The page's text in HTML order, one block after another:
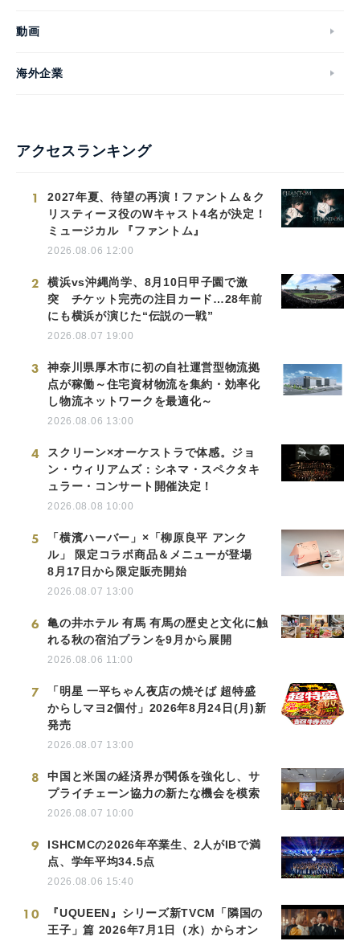
動画
海外企業
アクセスランキング
1
2027年夏、待望の再演！ファントム＆ク
リスティーヌ役のWキャスト4名が決定！
ミュージカル 『ファントム』
2026.08.06 12:00
2
横浜vs沖縄尚学、8月10日甲子園で激
突 チケット完売の注目カード…28年前
にも横浜が演じた“伝説の一戦”
2026.08.07 19:00
3
神奈川県厚木市に初の自社運営型物流拠
点が稼働～住宅資材物流を集約・効率化
し物流ネットワークを最適化～
2026.08.06 13:00
4
スクリーン×オーケストラで体感。ジョ
ン・ウィリアムズ：シネマ・スペクタキ
ュラー・コンサート開催決定！
2026.08.08 10:00
5
「横濱ハーバー」×「柳原良平 アンク
ル」 限定コラボ商品＆メニューが登場
8月17日から限定販売開始
2026.08.07 13:00
6
亀の井ホテル 有馬 有馬の歴史と文化に触
れる秋の宿泊プランを9月から展開
2026.08.06 11:00
7
「明星 一平ちゃん夜店の焼そば 超特盛
からしマヨ2個付」2026年8月24日(月)新
発売
2026.08.07 13:00
8
中国と米国の経済界が関係を強化し、サ
プライチェーン協力の新たな機会を模索
2026.08.07 10:00
9
ISHCMCの2026年卒業生、2人がIBで満
点、学年平均34.5点
2026.08.06 15:40
10
『UQUEEN』シリーズ新TVCM「隣国の
王子」篇 2026年7月1日（水）からオン